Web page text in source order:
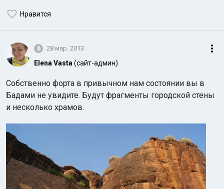
Нравится
6 28 мар. 2013
Elena Vasta (сайт-админ)
Собственно форта в привычном нам состоянии вы в
Бадами не увидите. Будут фрагменты городской стены
и несколько храмов.